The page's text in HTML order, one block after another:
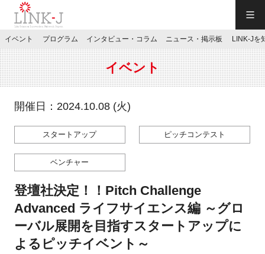
JP／EN
特別会員専用メニュー
お問い合わせ
マイページ
イベント プログラム インタビュー・コラム ニュース・掲示板 LINK-Jを
イベント
開催日：2024.10.08 (火)
スタートアップ ピッチコンテスト
ベンチャー
登壇社決定！！Pitch Challenge
Advanced ライフサイエンス編 ～グロ
ーバル展開を目指すスタートアップに
よるピッチイベント～